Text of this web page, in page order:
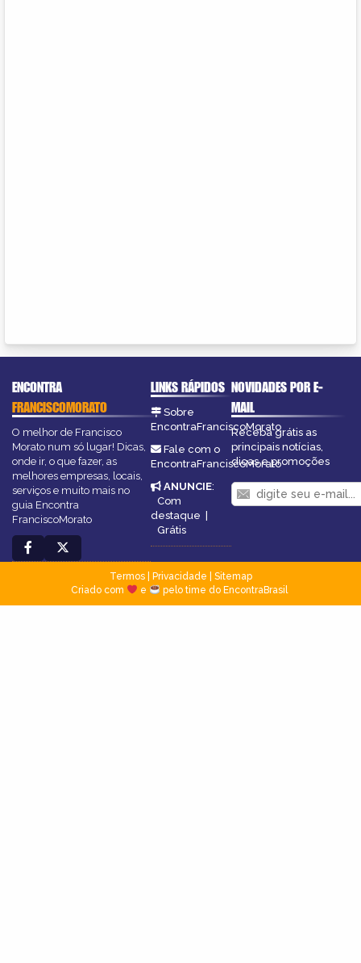
ENCONTRA
FRANCISCOMORATO
O melhor de Francisco
Morato num só lugar! Dicas,
onde ir, o que fazer, as
melhores empresas, locais,
serviços e muito mais no
guia Encontra
FranciscoMorato
LINKS RÁPIDOS
Sobre
EncontraFranciscoMorato
Fale com o
EncontraFranciscoMorato
ANUNCIE:
Com
destaque
Grátis
NOVIDADES POR E-
MAIL
Receba grátis as
principais notícias,
dicas e promoções
Termos| Privacidade
Sitemap
Criado com
e pelo time do EncontraBrasil